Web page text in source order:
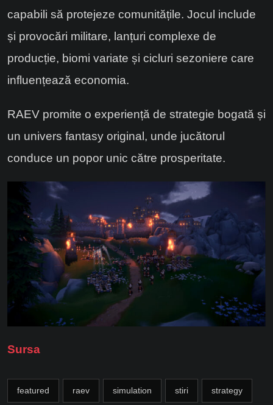
capabili să protejeze comunitățile. Jocul include
și provocări militare, lanțuri complexe de
producție, biomi variate și cicluri sezoniere care
influențează economia.
RAEV promite o experiență de strategie bogată și
un univers fantasy original, unde jucătorul
conduce un popor unic către prosperitate.
Sursa
featured raev simulation stiri strategy